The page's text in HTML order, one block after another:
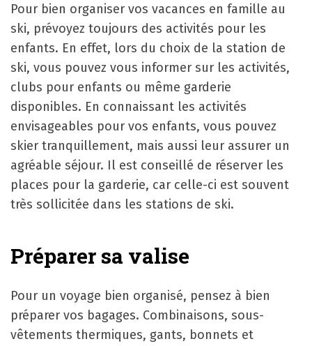
Pour bien organiser vos vacances en famille au
ski, prévoyez toujours des activités pour les
enfants. En effet, lors du choix de la station de
ski, vous pouvez vous informer sur les activités,
clubs pour enfants ou même garderie
disponibles. En connaissant les activités
envisageables pour vos enfants, vous pouvez
skier tranquillement, mais aussi leur assurer un
agréable séjour. Il est conseillé de réserver les
places pour la garderie, car celle-ci est souvent
très sollicitée dans les stations de ski.
Préparer sa valise
Pour un voyage bien organisé, pensez à bien
préparer vos bagages. Combinaisons, sous-
vêtements thermiques, gants, bonnets et